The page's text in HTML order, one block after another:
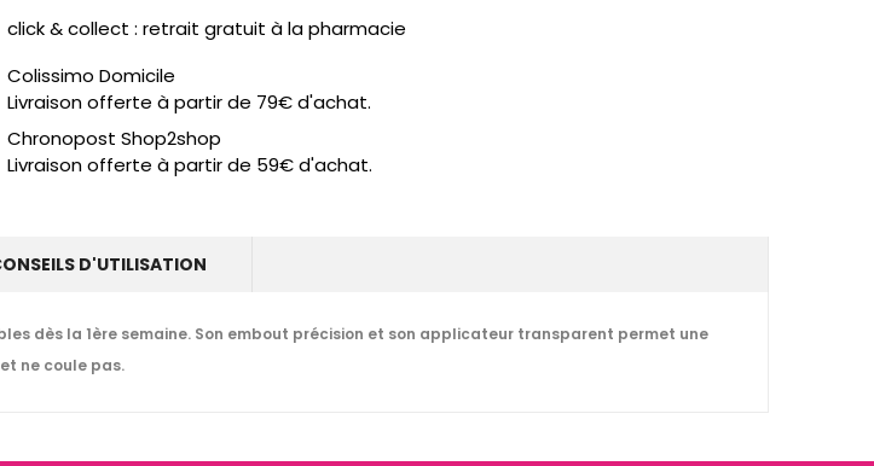
click & collect : retrait gratuit à la pharmacie
Colissimo Domicile
Livraison offerte à partir de 79€ d'achat.
Chronopost Shop2shop
Livraison offerte à partir de 59€ d'achat.
D'UTILISATION
dès la 1ère semaine. Son embout précision et son applicateur transparent permet une
ne coule pas.